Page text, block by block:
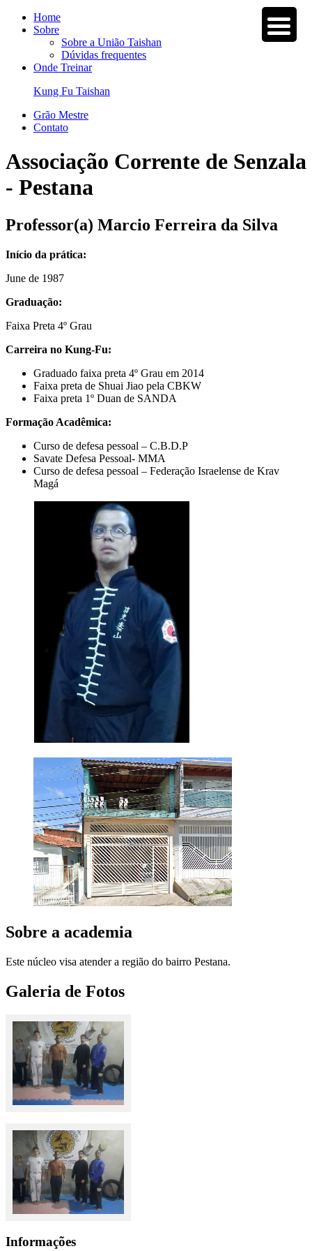
Home
Sobre
Sobre a União Taishan
Dúvidas frequentes
Onde Treinar
Kung Fu Taishan
Grão Mestre
Contato
Associação Corrente de Senzala
- Pestana
Professor(a) Marcio Ferreira da Silva
Início da prática:
June de 1987
Graduação:
Faixa Preta 4º Grau
Carreira no Kung-Fu:
Graduado faixa preta 4º Grau em 2014
Faixa preta de Shuai Jiao pela CBKW
Faixa preta 1º Duan de SANDA
Formação Acadêmica:
Curso de defesa pessoal – C.B.D.P
Savate Defesa Pessoal- MMA
Curso de defesa pessoal – Federação Israelense de Krav
Magá
Sobre a academia
Este núcleo visa atender a região do bairro Pestana.
Galeria de Fotos
Informações